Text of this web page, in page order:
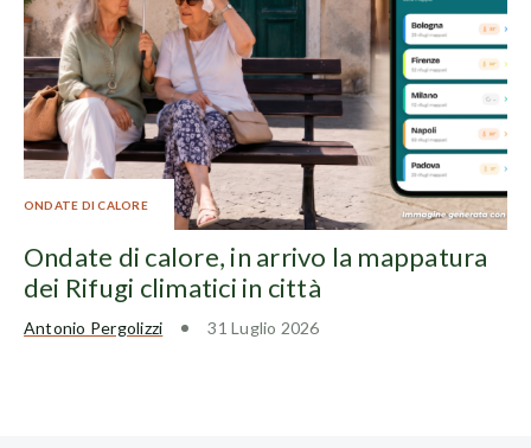
ONDATE DI CALORE
Ondate di calore, in arrivo la mappatura
dei Rifugi climatici in città
Antonio Pergolizzi 31 Luglio 2026